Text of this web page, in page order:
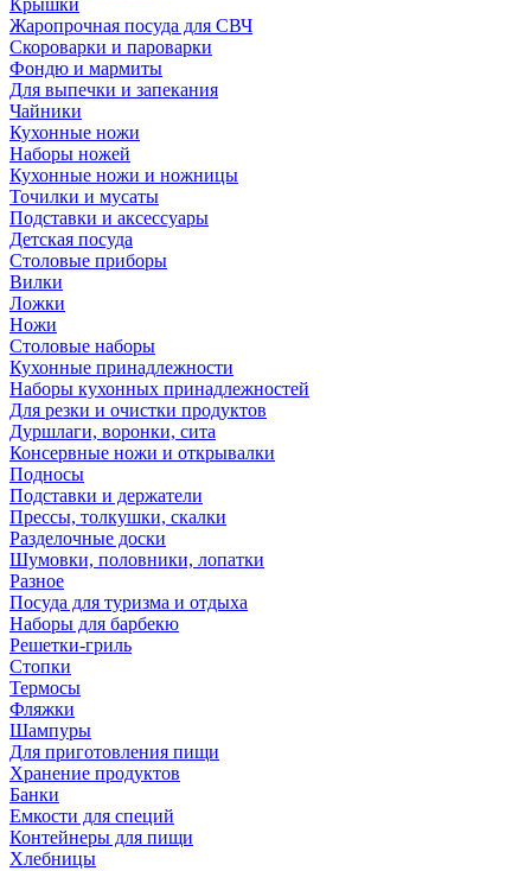
Крышки
Жаропрочная посуда для СВЧ
Скороварки и пароварки
Фондю и мармиты
Для выпечки и запекания
Чайники
Кухонные ножи
Наборы ножей
Кухонные ножи и ножницы
Точилки и мусаты
Подставки и аксессуары
Детская посуда
Столовые приборы
Вилки
Ложки
Ножи
Столовые наборы
Кухонные принадлежности
Наборы кухонных принадлежностей
Для резки и очистки продуктов
Дуршлаги, воронки, сита
Консервные ножи и открывалки
Подносы
Подставки и держатели
Прессы, толкушки, скалки
Разделочные доски
Шумовки, половники, лопатки
Разное
Посуда для туризма и отдыха
Наборы для барбекю
Решетки-гриль
Стопки
Термосы
Фляжки
Шампуры
Для приготовления пищи
Хранение продуктов
Банки
Емкости для специй
Контейнеры для пищи
Хлебницы